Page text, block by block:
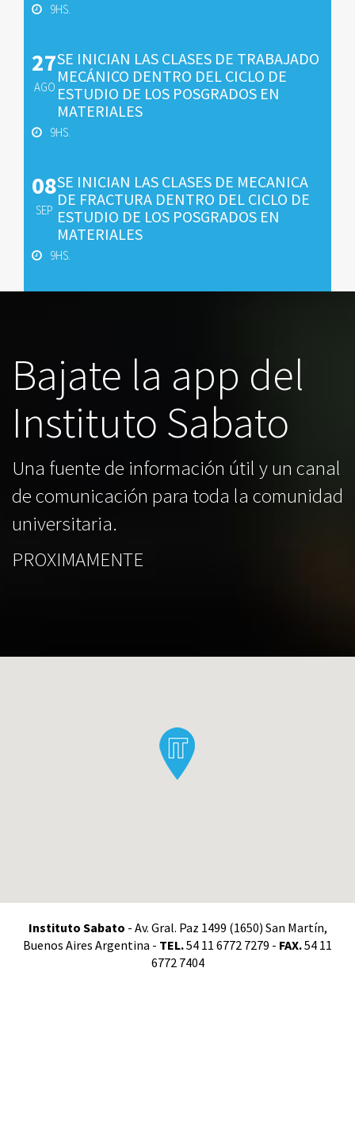
9HS.
27
AGO
SE INICIAN LAS CLASES DE TRABAJADO
MECÁNICO DENTRO DEL CICLO DE
ESTUDIO DE LOS POSGRADOS EN
MATERIALES
9HS.
08
SEP
SE INICIAN LAS CLASES DE MECANICA
DE FRACTURA DENTRO DEL CICLO DE
ESTUDIO DE LOS POSGRADOS EN
MATERIALES
9HS.
Bajate la app del
Instituto Sabato
Una fuente de información útil y un canal
de comunicación para toda la comunidad
universitaria.
PROXIMAMENTE
Instituto Sabato - Av. Gral. Paz 1499 (1650) San Martín,
Buenos Aires Argentina - TEL.54 11 6772 7279 - FAX.54 11
6772 7404